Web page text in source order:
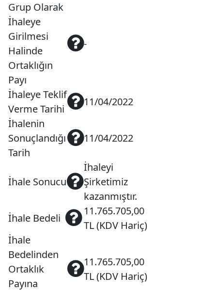
Grup Olarak
İhaleye
Girilmesi
Halinde
Ortaklığın
Payı
-
İhaleye Teklif
Verme Tarihi
11/04/2022
İhalenin
Sonuçlandığı
Tarih
11/04/2022
İhale Sonucu
İhaleyi
Şirketimiz
kazanmıştır.
İhale Bedeli
11.765.705,00
TL (KDV Hariç)
İhale
Bedelinden
Ortaklık
Payına
11.765.705,00
TL (KDV Hariç)